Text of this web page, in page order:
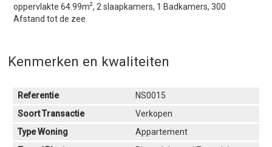
oppervlakte 64.99m2, 2 slaapkamers, 1 Badkamers, 300
Afstand tot de zee.
Kenmerken en kwaliteiten
Referentie
NS0015
Soort Transactie
Verkopen
Type Woning
Appartement